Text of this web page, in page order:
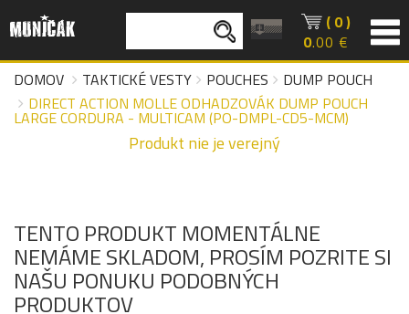
( 0 )
0.00 €
DOMOV
TAKTICKÉ VESTY POUCHES
DUMP POUCH
DIRECT ACTION MOLLE ODHADZOVÁK DUMP POUCH
LARGE CORDURA - MULTICAM (PO-DMPL-CD5-MCM)
Produkt nie je verejný
TENTO PRODUKT MOMENTÁLNE
NEMÁME SKLADOM, PROSÍM POZRITE SI
NAŠU PONUKU PODOBNÝCH
PRODUKTOV